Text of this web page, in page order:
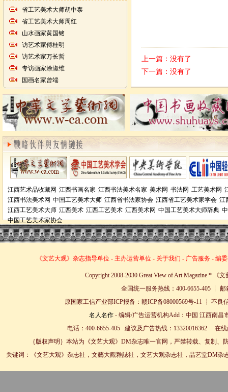
省工艺美术大师胡中泰
省工艺美术大师周红
山水画家黄国铭
访艺术家傅桂明
访艺术家万长哲
专访画家涂淑维
国画名家曾端
上一篇：没有了
下一篇：没有了
江西艺术品收藏网 江西书画名家 江西书法美术名家 美术网 书法网 工艺美术网
江西书法美术网 中国工艺美术大师 江西省书法家协会 江西省工艺美术家学会 江
江西工艺美术大师 江西美术 江西工艺美术 江西美术网 中国工艺美术大师辞典
中国工艺美术家协会
《文艺大观》杂志指导单位 - 主办运营单位 - 关于我们 - 广告服务 - 编
Copyright 2008-2030 Great View of Art Magazine * 《
全国统一服务热线：400-6655-405 ┊ 邮
原国家工信产业部ICP报备：赣ICP备08000569号-11 ┊ 不
名人名作- 编辑/广告运营机构Add：中国 江西南昌
电话：400-6655-405 建议及广告热线：13320016362 在
｛版权声明｝本站为《文艺大观》DM杂志唯一官网，严禁转载、复制
关键词：《文艺大观》杂志社，文藝大觀雜誌社，文艺大观杂志社，品艺堂DM